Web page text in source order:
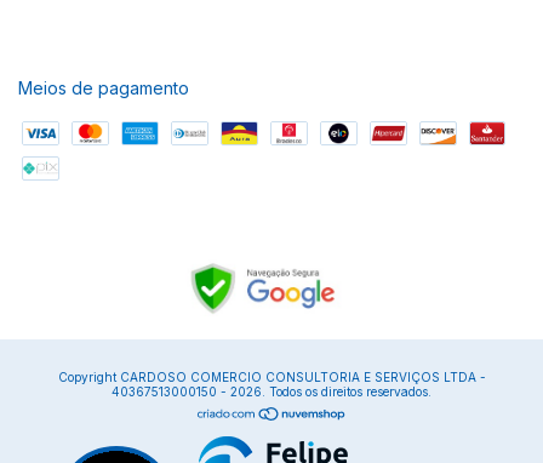
Meios de pagamento
Copyright CARDOSO COMERCIO CONSULTORIA E SERVIÇOS LTDA -
40367513000150 - 2026. Todos os direitos reservados.